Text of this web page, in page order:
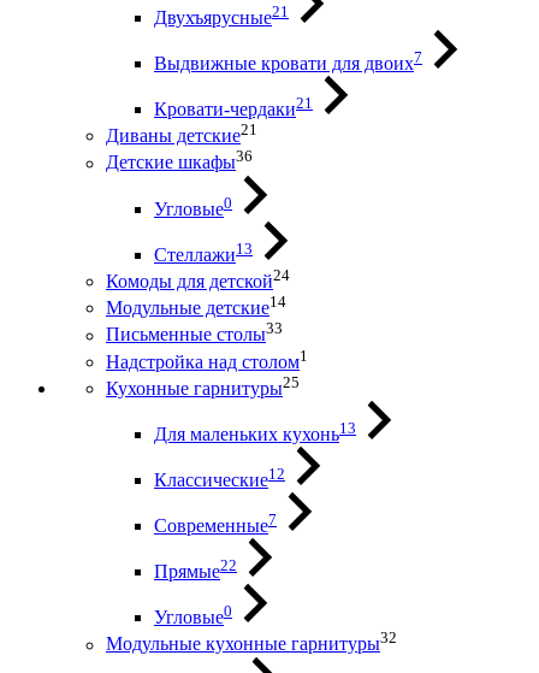
Двухъярусные21
Выдвижные кровати для двоих7
Кровати-чердаки21
Диваны детские21
Детские шкафы36
Угловые0
Стеллажи13
Комоды для детской24
Модульные детские14
Письменные столы33
Надстройка над столом1
Кухонные гарнитуры25
Для маленьких кухонь13
Классические12
Современные7
Прямые22
Угловые0
Модульные кухонные гарнитуры32